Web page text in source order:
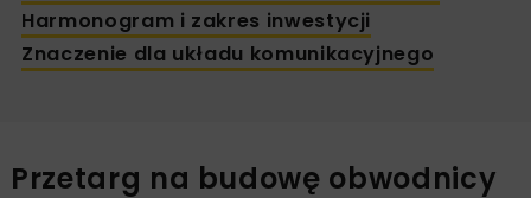
Harmonogram i zakres inwestycji
Znaczenie dla układu komunikacyjnego
Przetarg na budowę obwodnicy